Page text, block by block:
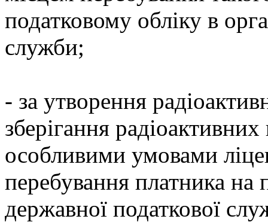
податковому обліку в
служби;
- за утворення
зберігання
особливими умовами
перебування платника на
державної податкової